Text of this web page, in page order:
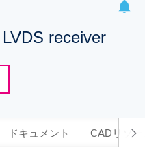
searches.
receiver
ドキュメント CADリソー